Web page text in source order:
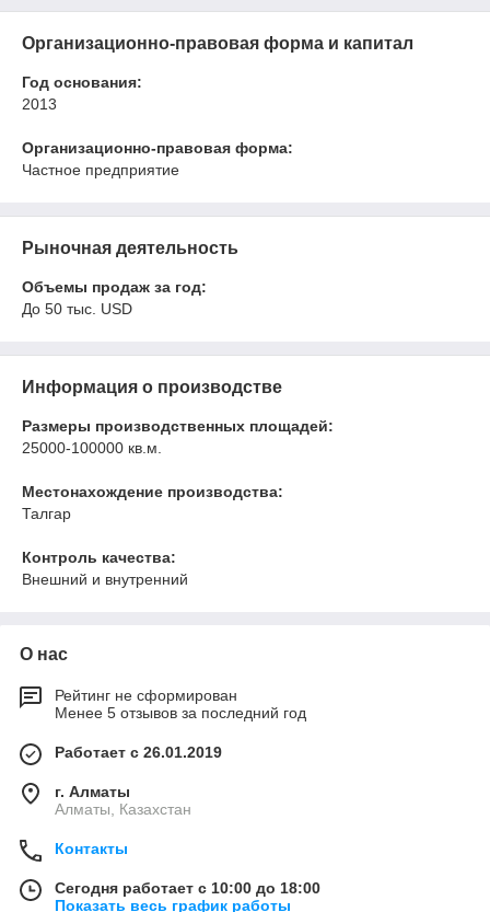
Организационно-правовая форма и капитал
Год основания:
2013
Организационно-правовая форма:
Частное предприятие
Рыночная деятельность
Объемы продаж за год:
До 50 тыс. USD
Информация о производстве
Размеры производственных площадей:
25000-100000 кв.м.
Местонахождение производства:
Талгар
Контроль качества:
Внешний и внутренний
О нас
Рейтинг не сформирован
Менее 5 отзывов за последний год
Работает с 26.01.2019
г. Алматы
Алматы, Казахстан
Контакты
Сегодня работает с 10:00 до 18:00
Показать весь график работы